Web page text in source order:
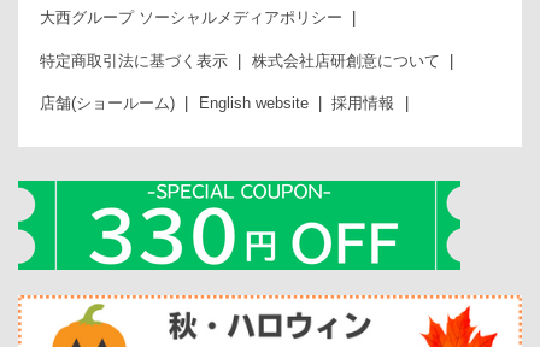
大西グループ ソーシャルメディアポリシー
特定商取引法に基づく表示 株式会社店研創意について
店舗(ショールーム) English website 採用情報